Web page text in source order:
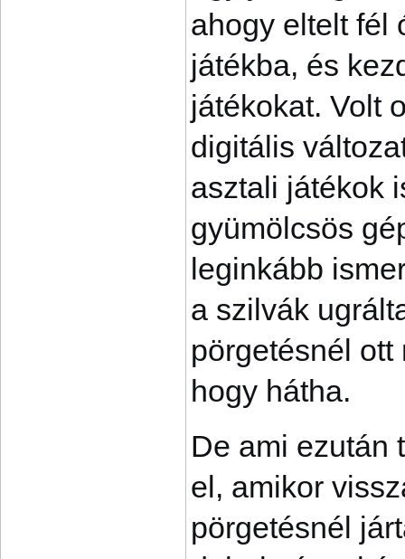
ahogy eltelt fél
játékba, és
játékokat. Volt
digitális
asztali játékok
gyümölcsös
leginkább
a szilvák
pörgetésnél ott
hogy hátha.
De ami ezután
el, amikor
pörgetésnél